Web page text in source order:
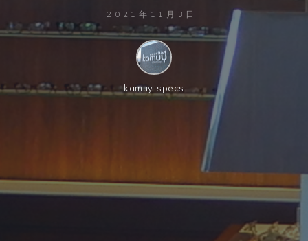
2021年11月3日
kamuy-specs